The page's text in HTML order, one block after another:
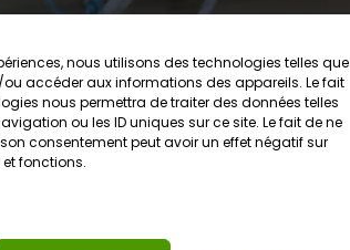
nous utilisons des technologies telles que
accéder aux informations des appareils. Le fait
nous permettra de traiter des données telles
ou les ID uniques sur ce site. Le fait de ne
consentement peut avoir un effet négatif sur
fonctions.